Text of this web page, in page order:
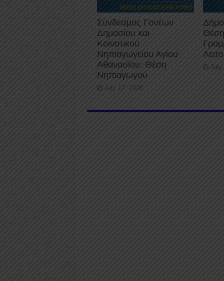
Σύνδεσμος Γονέων
Δημοσίου και
Κοινοτικού
Νηπιαγωγείου Αγίου
Αθανασίου: Θέση
Νηπιαγωγού
July 17, 2026
July